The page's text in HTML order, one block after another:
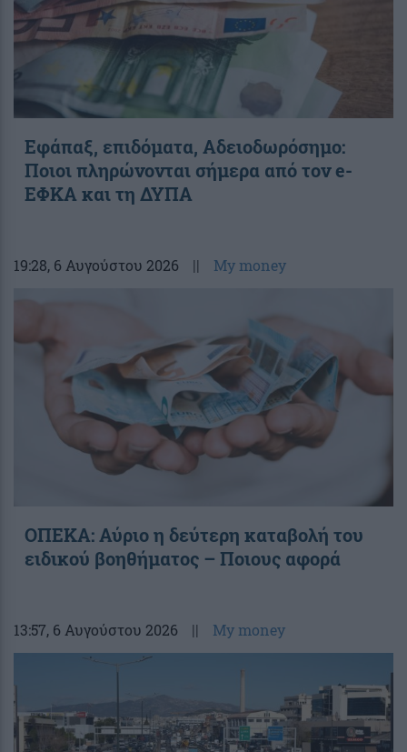
Εφάπαξ, επιδόματα, Αδειοδωρόσημο:
Ποιοι πληρώνονται σήμερα από τον e-
ΕΦΚΑ και τη ΔΥΠΑ
19:28, 6 Αυγούστου 2026 || My money
ΟΠΕΚΑ: Αύριο η δεύτερη καταβολή του
ειδικού βοηθήματος – Ποιους αφορά
13:57, 6 Αυγούστου 2026 || My money